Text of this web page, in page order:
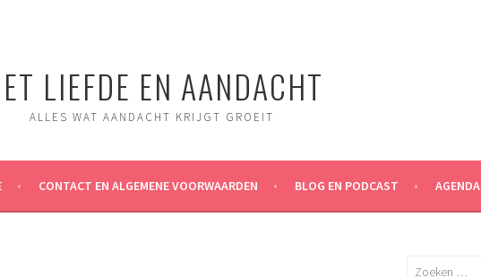
LIEFDE EN AANDACHT
ALLES WAT AANDACHT KRIJGT GROEIT
CONTACT EN ALGEMENE VOORWAARDEN BLOG EN PODCAST AGENDA
Zoeken